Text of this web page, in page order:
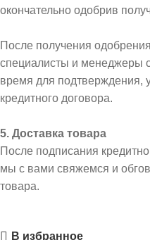
окончательно одобрив
После получения
специалисты и менеджеры
время для подтверждения,
кредитного договора.
5. Доставка товара
После подписания
мы с вами свяжемся и
товара.
В избранное